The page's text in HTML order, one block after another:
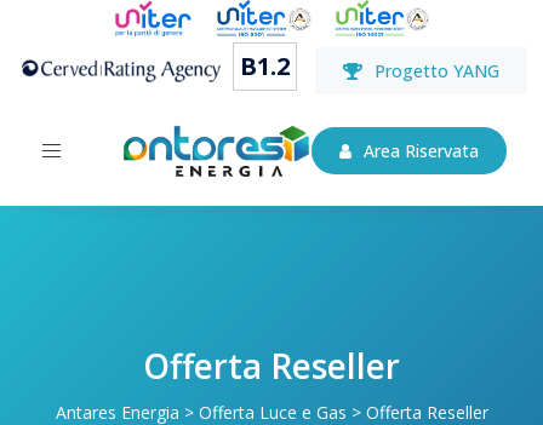
B1.2 Progetto YANG
Toggle
Area Riservata
Offerta Reseller
Antares Energia > Offerta Luce e Gas > Offerta Reseller